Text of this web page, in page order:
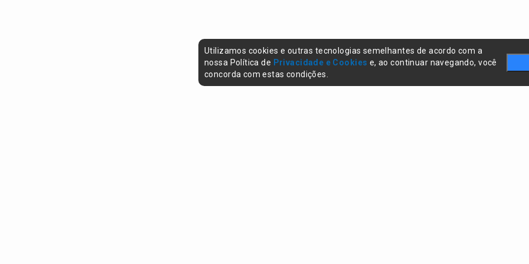
Utilizamos cookies e outras tecnologias semelhantes de acordo com a
nossa Política de Privacidade e Cookies e, ao continuar navegando, você
concorda com estas condições.